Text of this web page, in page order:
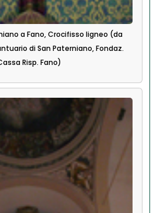
a Fano, Crocifisso ligneo (da
di San Paterniano, Fondaz.
Risp. Fano)